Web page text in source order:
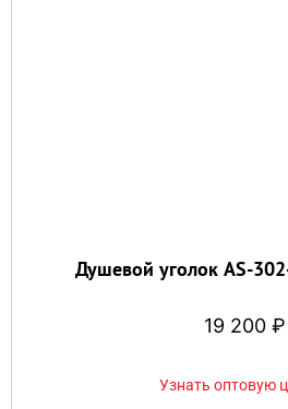
Душевой уголок AS-
19 200 ₽
Узнать оптовую